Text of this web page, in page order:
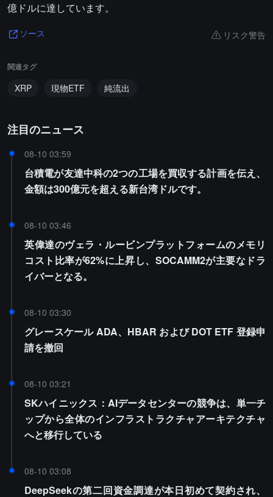
億ドルに達しています。
ソース リスク警告
関連タグ
XRP 現物ETF 純流出
注目のニュース
08-10 03:59
台積電が友達中科の2つの工場を買収する計画を伝え、
金額は300億元を超える新台湾ドルです。
08-10 03:46
英偉達のヴェラ・ルービンプラットフォームのメモリ
コスト比率が62%に上昇し、SOCAMM2が主要なドラ
イバーとなる。
08-10 03:30
グレースケール ADA、HBAR および DOT ETF 登録申
請を撤回
08-10 03:21
SKハイニックス：AIデータセンターの競争は、単一チ
ップから全体のインフラストラクチャアーキテクチャ
へと移行している
08-10 03:08
DeepSeekの第二回資金調達が本日初めて契約され、